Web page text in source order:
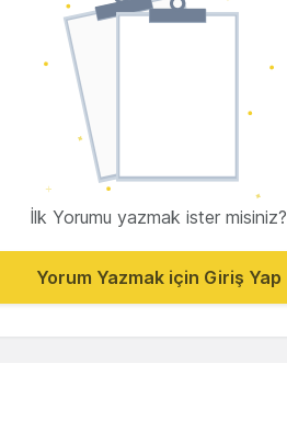
İlk Yorumu yazmak ister misiniz?
Yorum Yazmak için Giriş Yap